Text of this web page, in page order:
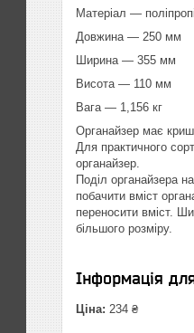
Матеріал —
Довжина — 250 мм
Ширина — 355 мм
Висота — 110 мм
Вага — 1,156 кг
Органайзер має
Для практичного
органайзер.
Поділ органайзера
побачити вміст
переносити вміст.
більшого розміру.
Інформація
Ціна: 234 ₴